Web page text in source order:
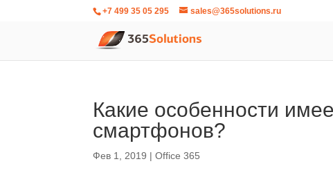
+7 499 35 05 295 sales@365solutions.ru
Какие особенности
смартфонов?
Фев 1, 2019 |Office 365